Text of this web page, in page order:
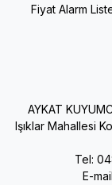
Fiyat Alarm
AYKAT
Işıklar Mahallesi
Tel:
E-